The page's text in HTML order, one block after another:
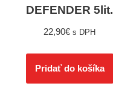
DEFENDER 5lit.
22,90€ s DPH
Pridať do košíka